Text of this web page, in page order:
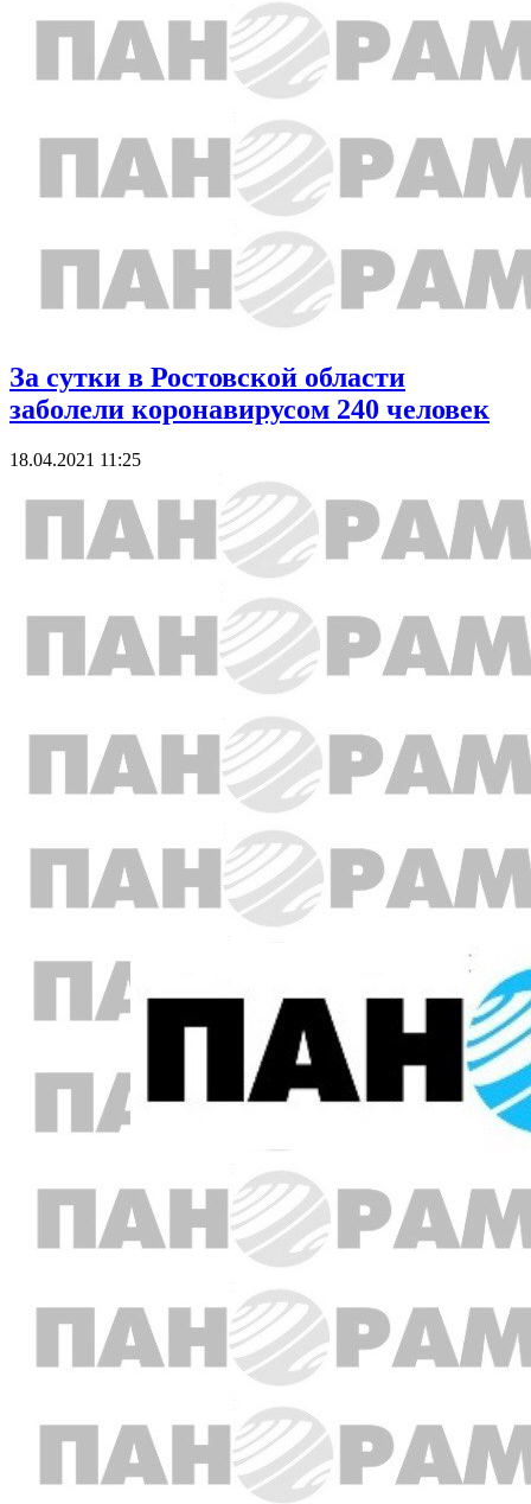
За сутки в Ростовской области
заболели коронавирусом 240 человек
18.04.2021 11:25